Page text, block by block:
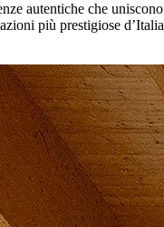
autentiche che
più prestigiose